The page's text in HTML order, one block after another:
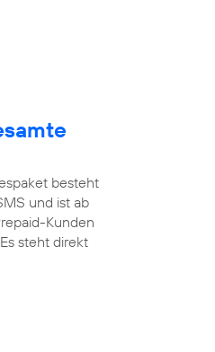
besteht
und ist ab
Kunden
steht direkt